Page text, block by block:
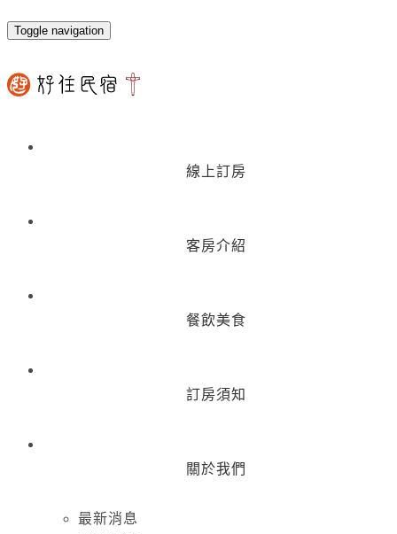
Toggle navigation
線上訂房
客房介紹
餐飲美食
訂房須知
關於我們
最新消息